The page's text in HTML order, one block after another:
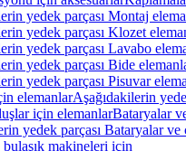
yedek parçası Montaj
yedek parçası Klozet
yedek parçası Lavabo
yedek parçası Bide
yedek parçası Pisuvar
elemanlarAşağıdakilerin
için elemanlarBataryalar
yedek parçası Bataryalar
bulaşık makineleri için